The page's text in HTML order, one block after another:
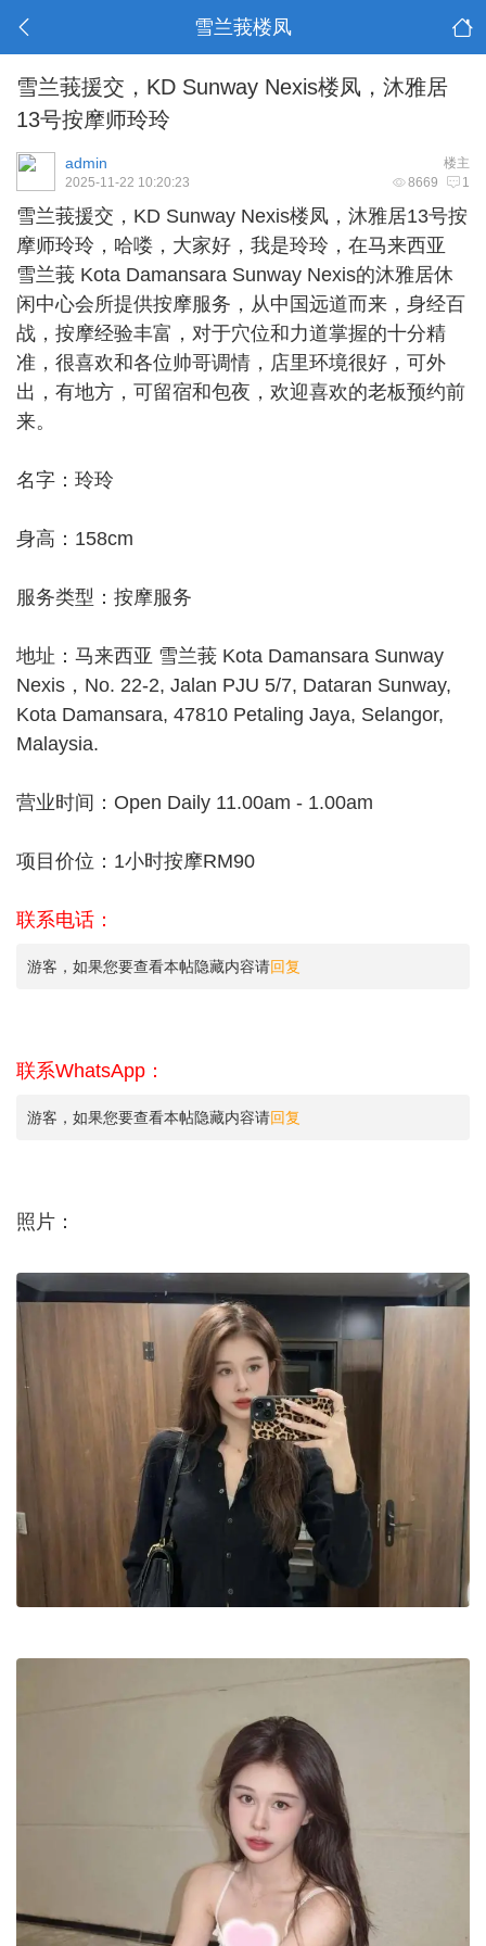
雪兰莪楼凤
雪兰莪援交，KD Sunway Nexis楼凤，沐雅居
13号按摩师玲玲
楼主
admin
8669 1
2025-11-22 10:20:23
雪兰莪援交 ，KD Sunway Nexis楼凤，沐雅居13号按
摩师玲玲，哈喽，大家好，我是玲玲，在马来西亚
雪兰莪 Kota Damansara Sunway Nexis的沐雅居休
闲中心会所提供按摩服务，从中国远道而来，身经百
战，按摩经验丰富，对于穴位和力道掌握的十分精
准，很喜欢和各位帅哥调情，店里环境很好，可外
出，有地方，可留宿和包夜，欢迎喜欢的老板预约前
来。
名字：玲玲
身高：158cm
服务类型：按摩服务
地址：马来西亚 雪兰莪 Kota Damansara Sunway
Nexis，No. 22-2, Jalan PJU 5/7, Dataran Sunway,
Kota Damansara, 47810 Petaling Jaya, Selangor,
Malaysia.
营业时间：Open Daily 11.00am - 1.00am
项目价位：1小时按摩RM90
联系电话：
游客，如果您要查看本帖隐藏内容请回复
联系WhatsApp：
游客，如果您要查看本帖隐藏内容请回复
照片：